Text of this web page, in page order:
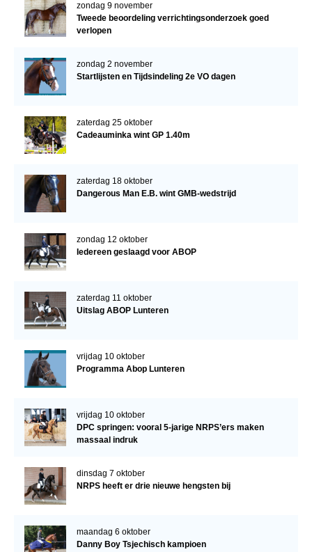
zondag 9 november
Tweede beoordeling verrichtingsonderzoek goed
verlopen
zondag 2 november
Startlijsten en Tijdsindeling 2e VO dagen
zaterdag 25 oktober
Cadeauminka wint GP 1.40m
zaterdag 18 oktober
Dangerous Man E.B. wint GMB-wedstrijd
zondag 12 oktober
Iedereen geslaagd voor ABOP
zaterdag 11 oktober
Uitslag ABOP Lunteren
vrijdag 10 oktober
Programma Abop Lunteren
vrijdag 10 oktober
DPC springen: vooral 5-jarige NRPS’ers maken
massaal indruk
dinsdag 7 oktober
NRPS heeft er drie nieuwe hengsten bij
maandag 6 oktober
Danny Boy Tsjechisch kampioen